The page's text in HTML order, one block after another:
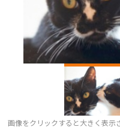
画像をクリックすると大きく表示